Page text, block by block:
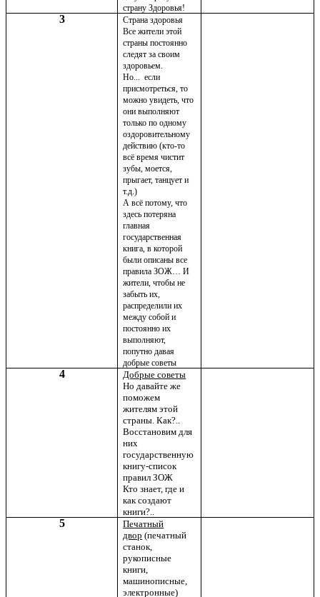
страну Здоровья!
3
Страна здоровья
Все жители этой
страны постоянно
следят за своим
здоровьем.
Но... если
присмотреться, то
можно увидеть, что
они выполняют
только по одному
оздоровительному
действию (кто-то
всё время чистит
зубы, моется,
прыгает, танцует и
т.д.)
А всё потому, что
здесь потеряна
главная
государственная
книга, в которой
были описаны все
правила ЗОЖ… И
жители, чтобы не
забыть их,
распределили их
между собой и
постоянно их
выполняют,
попутно давая
добрые советы
4
Добрые советы
Но давайте же
поможем
жителям этой
страны. Как?..
Восстановим для
них
государственную
книгу-список
правил ЗОЖ
Кто знает, где и
как создают
книги?..
5
Печатный
двор (печатный
станок,
рукописные
книги,
машинописные,
электронные)